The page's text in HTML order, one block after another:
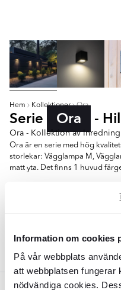
Information om cookies
På vår webbplats
att webbplatsen
nödvändiga cookies.
Hem Kollektioner Ora
Serie Ora -
Ora - Kollektion av
Ora är en serie med hög
storlekar: Vägglampa M,
matt yta. Det finns 1 huvud
Färger:
Grå